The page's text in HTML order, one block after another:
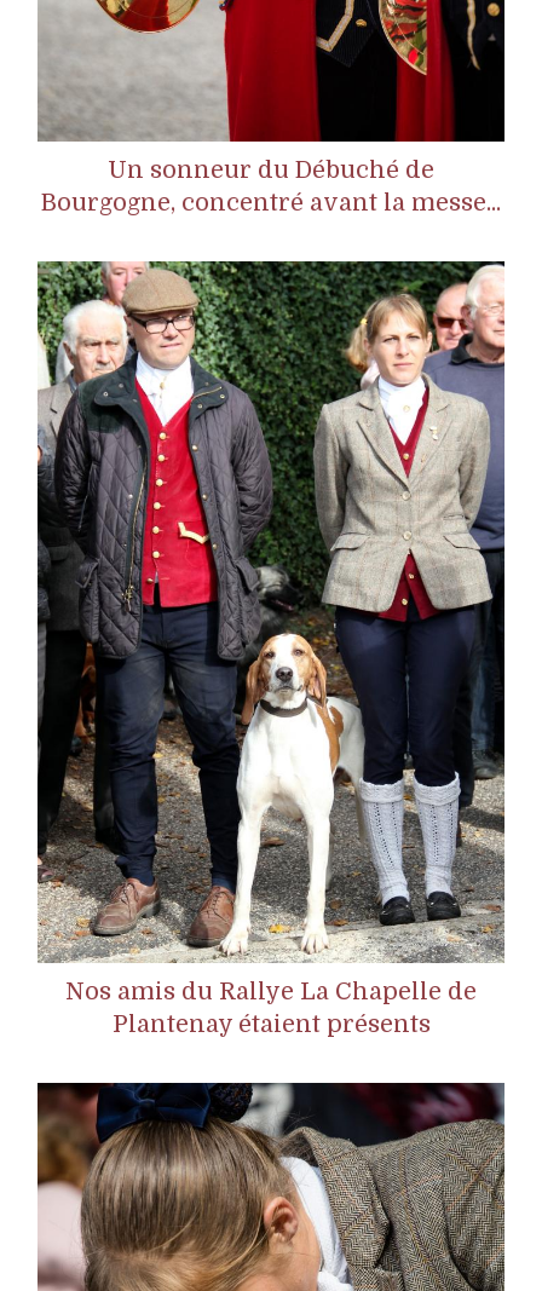
Un sonneur du Débuché de
Bourgogne, concentré avant la messe...
Nos amis du Rallye La Chapelle de
Plantenay étaient présents